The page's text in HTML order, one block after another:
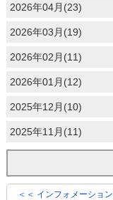
2026年04月(23)
2026年03月(19)
2026年02月(11)
2026年01月(12)
2025年12月(10)
2025年11月(11)
＜＜ インフォメーショ